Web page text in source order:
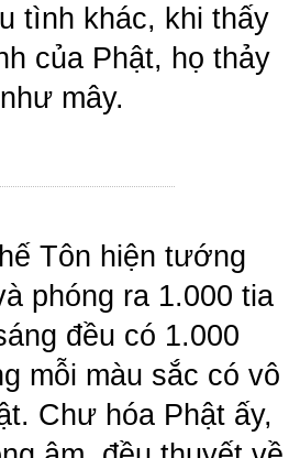
tình khác, khi thấy
của Phật, họ thảy
mây.
Tôn hiện tướng
phóng ra 1.000 tia
đều có 1.000
mỗi màu sắc có vô
Chư hóa Phật ấy,